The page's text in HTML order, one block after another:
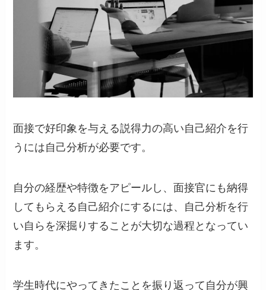
面接で好印象を与える説得力の高い自己紹介を行
うには自己分析が必要です。
自分の経歴や特徴をアピールし、面接官にも納得
してもらえる自己紹介にするには、自己分析を行
い自らを深掘りすることが大切な過程となってい
ます。
学生時代にやってきたことを振り返って自分が興